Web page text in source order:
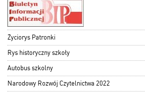
Życiorys Patronki
Rys historyczny szkoły
Autobus szkolny
Narodowy Rozwój Czytelnictwa 2022